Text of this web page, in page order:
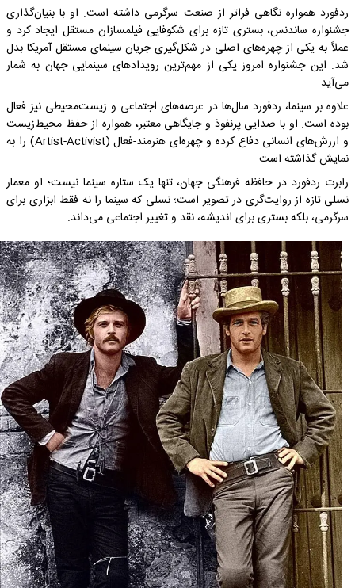
ردفورد همواره نگاهی فراتر از صنعت سرگرمی داشته است. او با بنیان‌گذاری
جشنواره ساندنس، بستری تازه برای شکوفایی فیلمسازان مستقل ایجاد کرد و
عملاً به یکی از چهره‌های اصلی در شکل‌گیری جریان سینمای مستقل آمریکا بدل
شد. این جشنواره امروز یکی از مهم‌ترین رویدادهای سینمایی جهان به شمار
می‌آید.
علاوه بر سینما، ردفورد سال‌ها در عرصه‌های اجتماعی و زیست‌محیطی نیز فعال
بوده است. او با صدایی پرنفوذ و جایگاهی معتبر، همواره از حفظ محیط‌زیست
و ارزش‌های انسانی دفاع کرده و چهره‌ای هنرمند-فعال (Artist-Activist) را به
نمایش گذاشته است.
رابرت ردفورد در حافظه فرهنگی جهان، تنها یک ستاره سینما نیست؛ او معمار
نسلی تازه از روایت‌گری در تصویر است؛ نسلی که سینما را نه فقط ابزاری برای
سرگرمی، بلکه بستری برای اندیشه، نقد و تغییر اجتماعی می‌داند.